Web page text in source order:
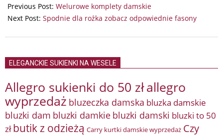
05-
21
Previous Post: Welurowe komplety damskie
Next Post: Spodnie dla rożka zobacz odpowiednie fasony
ELEGANCKIE SUKIENKI NA WESELE
Allegro sukienki do 50 złallegro
wyprzedaż bluzeczka damska bluzka damskie
bluzki dam bluzki damkie bluzki damski bluzki to 50
zł butik z odzieżą Carry kurtki damskie wyprzedaż Czy